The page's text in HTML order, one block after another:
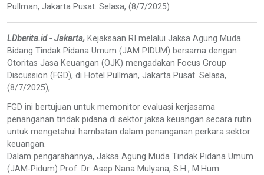
Pullman, Jakarta Pusat. Selasa, (8/7/2025)
LDberita.id - Jakarta, Kejaksaan RI melalui Jaksa Agung Muda
Bidang Tindak Pidana Umum (JAM PIDUM) bersama dengan
Otoritas Jasa Keuangan (OJK) mengadakan Focus Group
Discussion (FGD), di Hotel Pullman, Jakarta Pusat. Selasa,
(8/7/2025),
FGD ini bertujuan untuk memonitor evaluasi kerjasama
penanganan tindak pidana di sektor jaksa keuangan secara rutin
untuk mengetahui hambatan dalam penanganan perkara sektor
keuangan.
Dalam pengarahannya, Jaksa Agung Muda Tindak Pidana Umum
(JAM-Pidum) Prof. Dr. Asep Nana Mulyana, S.H., M.Hum.